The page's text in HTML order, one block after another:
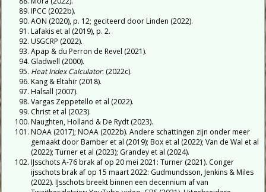
IPCC (2022b).
AON (2020), p. 12; geciteerd door Linden (2022).
Lafakis et al (2019), p. 2.
USGCRP (2022).
Apap & du Perron de Revel (2021).
Gladwell (2000).
Heat Index Calculator: (2022c).
Kang & Eltahir (2018).
Halsall (2007).
Vargas Zeppetello et al (2022).
Christ et al (2023).
Naughten, Holland & De Rydt (2023).
NOAA (2017); NOAA (2022b). Andere schattingen zijn onder meer
gemaakt door Bamber et al (2019); Box et al (2022); Van de Wal et al
(2022); Turner et al (2023); Grandey et al (2024).
IJsschots A-76 brak af op 20 mei 2021: Turner (2021). Conger
ijsschots brak af op 15 maart 2022: Gudmundsson, Jenkins & Miles
(2022). IJsschots breekt binnen een decennium af van